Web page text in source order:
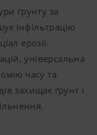
ґрунту за
інфільтрацію
ерозії.
універсальна
часу та
захищає ґрунт і